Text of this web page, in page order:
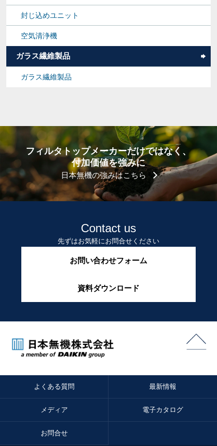
封じ込めユニット
空気清浄機
ガラス繊維製品
ガラス繊維製品
フィルタトップメーカーだけではなく、
付加価値を強みに
日本無機の強みはこちら
Contact us
先ずはお気軽にお問合せください
お問い合わせフォーム
資料ダウンロード
よくある質問 最新情報
メディア 電子カタログ
お問合せ